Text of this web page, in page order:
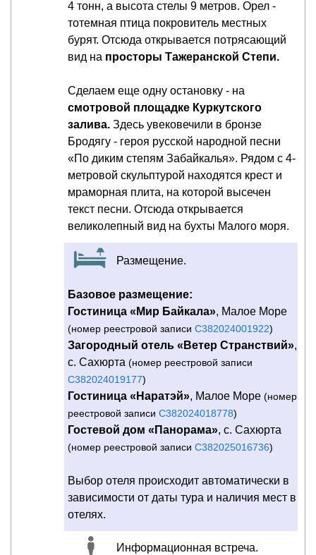
4 тонн, а высота стелы 9 метров. Орел -
тотемная птица покровитель местных
бурят. Отсюда открывается потрясающий
вид на просторы Тажеранской Степи.
Сделаем еще одну остановку - на
смотровой площадке Куркутского
залива. Здесь увековечили в бронзе
Бродягу - героя русской народной песни
«По диким степям Забайкалья». Рядом с 4-
метровой скульптурой находятся крест и
мраморная плита, на которой высечен
текст песни. Отсюда открывается
великолепный вид на бухты Малого моря.
Размещение.
Базовое размещение:
Гостиница «Мир Байкала», Малое Море
(номер реестровой записи С382024001922)
Загородный отель «Ветер Странствий»,
с. Сахюрта (номер реестровой записи
С382024019177)
Гостиница «Наратэй», Малое Море (номер
реестровой записи С382024018778)
Гостевой дом «Панорама», с. Сахюрта
(номер реестровой записи С382025016736)
Выбор отеля происходит автоматически в
зависимости от даты тура и наличия мест в
отелях.
Информационная встреча.